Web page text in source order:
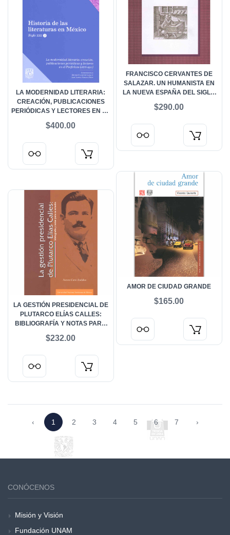
FRANCISCO CERVANTES DE
SALAZAR. UN HUMANISTA EN
LA NUEVA ESPAÑA DEL SIGLO
$290.00
LA MODERNIDAD LITERARIA:
CREACIÓN, PUBLICACIONES
PERIÓDICAS Y LECTORES EN EL
HISTORIA DE LAS LITERATURAS
$400.00
AMOR DE CIUDAD GRANDE
$165.00
LA GESTIÓN PRESIDENCIAL DE
PLUTARCO ELÍAS CALLES:
BIBLIOGRAFÍA Y NOTAS PARA
$232.00
‹ 1 2 3 4 5 6 7 ›
CONÓCENOS
Misión y Visión
Fundación UNAM